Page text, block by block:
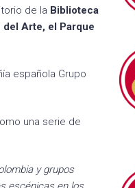
de la Biblioteca
Arte, el Parque
española Grupo
una serie de
y grupos